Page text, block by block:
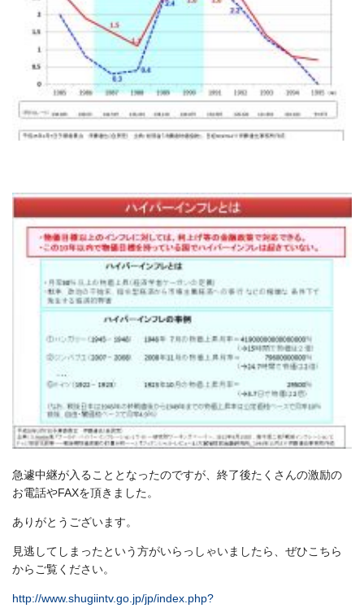
急遽中継が入ることとなったのですが、終了後たくさんの激励の
お電話やFAXを頂きました。
ありがとうございます。
見逃してしまったという方がいらっしゃいましたら、ぜひこちら
からご覧ください。
http://www.shugiintv.go.jp/jp/index.php?